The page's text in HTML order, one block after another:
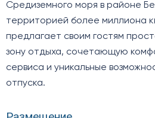
Средиземного моря в районе
территорией более миллиона
предлагает своим гостям
зону отдыха, сочетающую
сервиса и уникальные
отпуска.